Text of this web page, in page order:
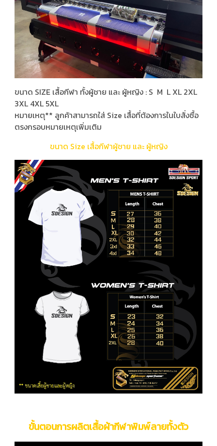
ขนาด SIZE เสื้อกีฬา ทั้งผู้ชาย และ ผู้หญิง : S M L XL 2XL
3XL 4XL 5XL
หมายเหตุ** ลูกค้าสามารถใส่ Size เสื้อที่ต้องการในใบสั่งซื้อ
ตรงกรอบหมายเหตุเพิ่มเติม
ขนาด Size เสื้อกีฬาผู้ชาย และ ผู้หญิง
ขั้นตอนการผลิตเสื้อผ้ากีฬาพิมพ์ลายทั้งตัว